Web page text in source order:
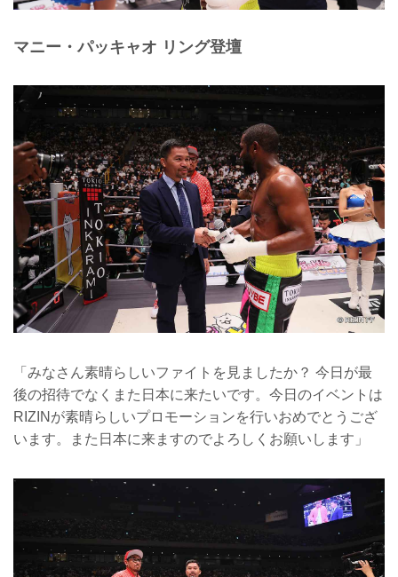
マニー・パッキャオ リング登壇
「みなさん素晴らしいファイトを見ましたか？ 今日が最
後の招待でなくまた日本に来たいです。今日のイベントは
RIZINが素晴らしいプロモーションを行いおめでとうござ
います。また日本に来ますのでよろしくお願いします」